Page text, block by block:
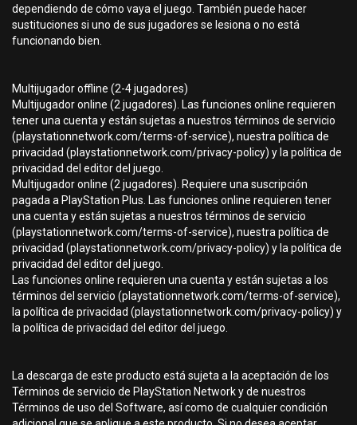
dependiendo de cómo vaya el juego. También puede hacer
sustituciones si uno de sus jugadores se lesiona o no está
funcionando bien.
Multijugador offline (2-4 jugadores)
Multijugador online (2 jugadores). Las funciones online requieren
tener una cuenta y están sujetas a nuestros términos de servicio
(playstationnetwork.com/terms-of-service), nuestra política de
privacidad (playstationnetwork.com/privacy-policy) y la política de
privacidad del editor del juego.
Multijugador online (2 jugadores). Requiere una suscripción
pagada a PlayStation Plus. Las funciones online requieren tener
una cuenta y están sujetas a nuestros términos de servicio
(playstationnetwork.com/terms-of-service), nuestra política de
privacidad (playstationnetwork.com/privacy-policy) y la política de
privacidad del editor del juego.
Las funciones online requieren una cuenta y están sujetas a los
términos del servicio (playstationnetwork.com/terms-of-service),
la política de privacidad (playstationnetwork.com/privacy-policy) y
la política de privacidad del editor del juego.
La descarga de este producto está sujeta a la aceptación de los
Términos de servicio de PlayStation Network y de nuestros
Términos de uso del Software, así como de cualquier condición